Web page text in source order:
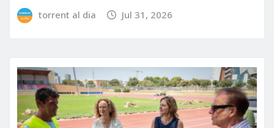
torrent al dia Jul 31, 2026